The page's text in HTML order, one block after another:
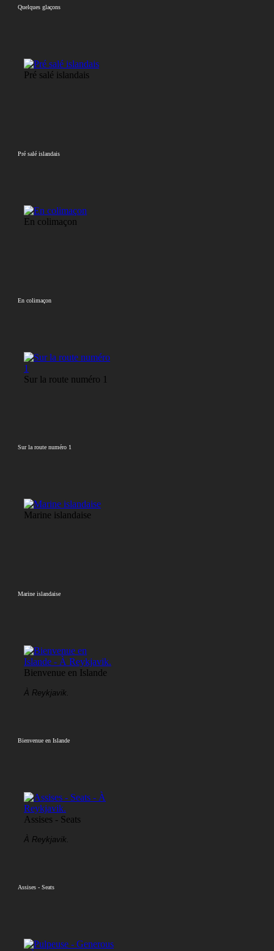
Quelques glaçons
Pré salé islandais
Pré salé islandais
En colimaçon
En colimaçon
Sur la route numéro 1
Sur la route numéro 1
Marine islandaise
Marine islandaise
Bienvenue en Islande
À Reykjavik.
Bienvenue en Islande
Assises - Seats
À Reykjavik.
Assises - Seats